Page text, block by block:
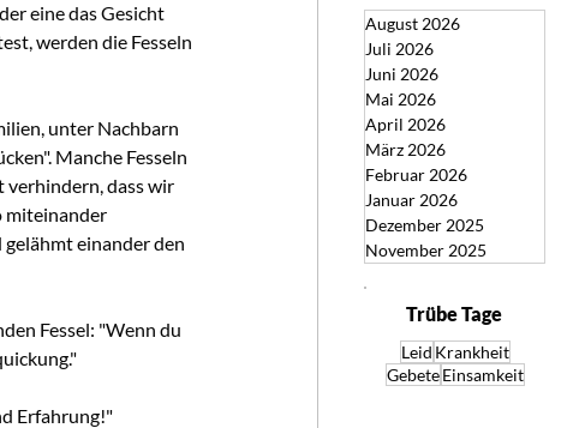
eine das Gesicht
werden die Fesseln
unter Nachbarn
Manche Fesseln
verhindern, dass wir
miteinander
einander den
Fessel: "Wenn du
Erfahrung!"
August 2026
Juli 2026
Juni 2026
Mai 2026
April 2026
März 2026
Februar 2026
Januar 2026
Dezember 2025
November 2025
Trübe Tage
Leid Krankheit
Gebete Einsamkeit